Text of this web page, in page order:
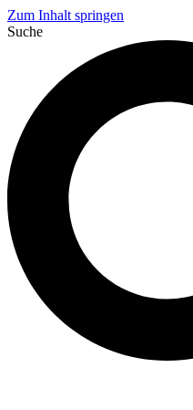
Zum Inhalt springen
Suche